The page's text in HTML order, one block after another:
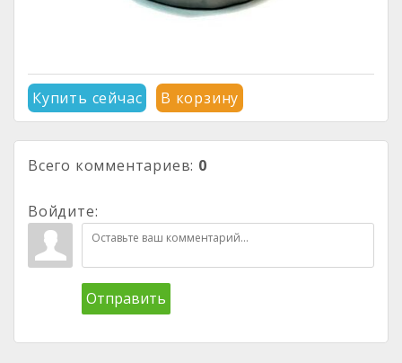
Купить сейчас В корзину
Всего комментариев: 0
Войдите:
Отправить